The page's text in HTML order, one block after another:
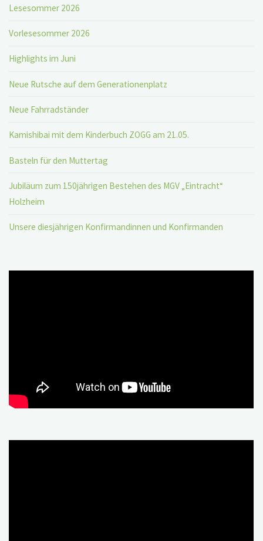
Lesesommer 2026
Vorlesesommer 2026
Highlights im Juni
Neue Rutsche auf dem Generationenplatz
Neue Fahrradständer
Kamishibai mit dem Kinderbuch ZOGG am 21.05.
Basteln für den Muttertag
Jubiläum zum 150jährigen Bestehen des MGV „Eintracht“
Holzheim
Unsere diesjährigen Konfirmandinnen und Konfirmanden